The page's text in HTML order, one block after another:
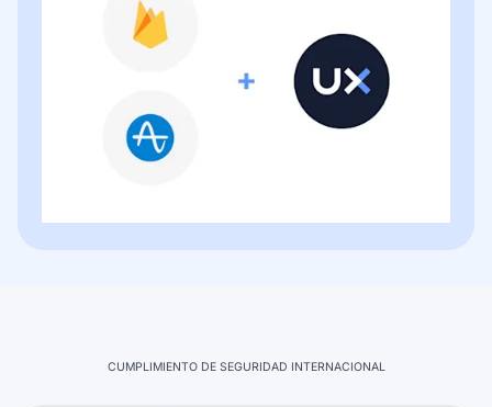
CUMPLIMIENTO DE SEGURIDAD INTERNACIONAL